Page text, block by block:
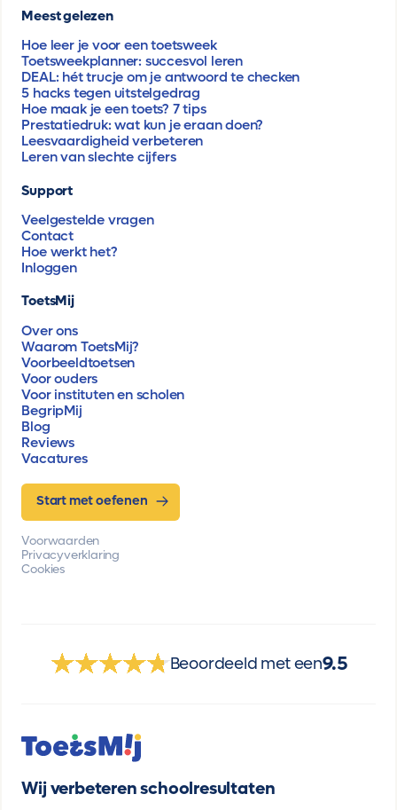
Meest gelezen
Hoe leer je voor een toetsweek
Toetsweekplanner: succesvol leren
DEAL: hét trucje om je antwoord te checken
5 hacks tegen uitstelgedrag
Hoe maak je een toets? 7 tips
Prestatiedruk: wat kun je eraan doen?
Leesvaardigheid verbeteren
Leren van slechte cijfers
Support
Veelgestelde vragen
Contact
Hoe werkt het?
Inloggen
ToetsMij
Over ons
Waarom ToetsMij?
Voorbeeldtoetsen
Voor ouders
Voor instituten en scholen
BegripMij
Blog
Reviews
Vacatures
Start met oefenen
Voorwaarden
Privacyverklaring
Cookies
Beoordeeld met een9.5
Wij verbeteren schoolresultaten